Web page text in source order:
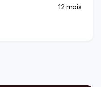
12 mois